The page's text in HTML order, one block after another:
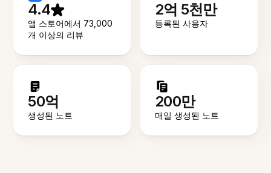
4.4
앱 스토어에서 73,000
개 이상의 리뷰
2억 5천만
등록된 사용자
50억
생성된 노트
200만
매일 생성된 노트